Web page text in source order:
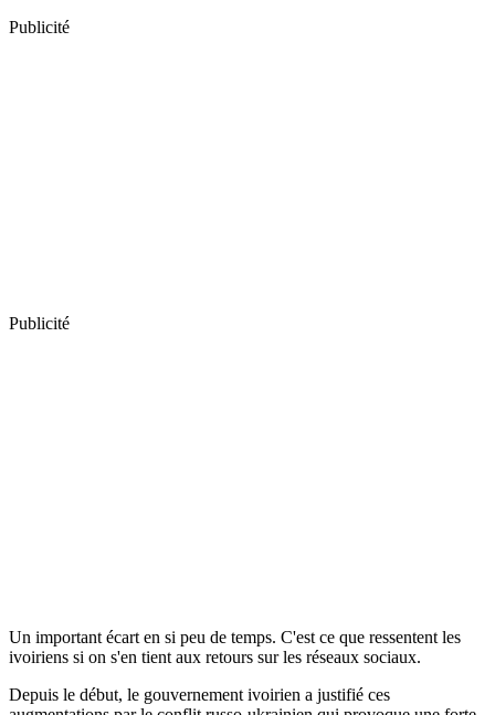
Publicité
Publicité
Un important écart en si peu de temps. C'est ce que ressentent les
ivoiriens si on s'en tient aux retours sur les réseaux sociaux.
Depuis le début, le gouvernement ivoirien a justifié ces